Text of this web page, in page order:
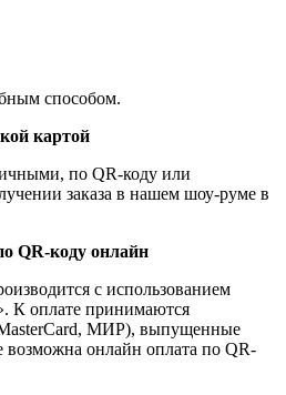
способом.
картой
по QR-коду или
заказа в нашем шоу-руме в
QR-коду онлайн
с использованием
К оплате принимаются
МИР), выпущенные
онлайн оплата по QR-